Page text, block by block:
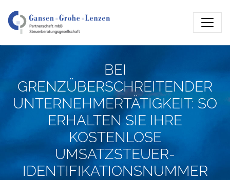
BEI
GRENZÜBERSCHREITENDER
UNTERNEHMERTÄTIGKEIT: SO
ERHALTEN SIE IHRE
KOSTENLOSE
UMSATZSTEUER-
IDENTIFIKATIONSNUMMER